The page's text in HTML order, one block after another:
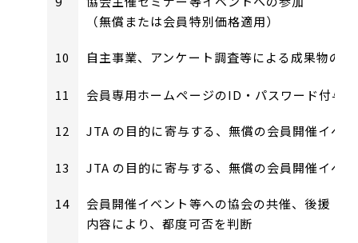
（無償または会員特別価格適用）
10 自主事業、アンケート調査等による成果物の
11 会員専用ホームページのID・パスワード付与
12 JTA の目的に寄与する、無償の会員開催イベ
13 JTA の目的に寄与する、無償の会員開催イベ
14
会員開催イベント等への協会の共催、後援（
内容により、都度可否を判断